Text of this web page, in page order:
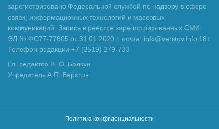
зарегистрировано Федеральной службой по надзору в сфере
связи, информационных технологий и массовых
коммуникаций. Запись в реестре зарегистрированных СМИ:
ЭЛ № ФС77-77805 от 31.01.2020 г. почта: info@verstov.info 18+
Телефон редакции +7 (3519) 279-733
Гл. редактор В. О. Болкун
Учредитель А.П. Верстов
Политика конфиденциальности